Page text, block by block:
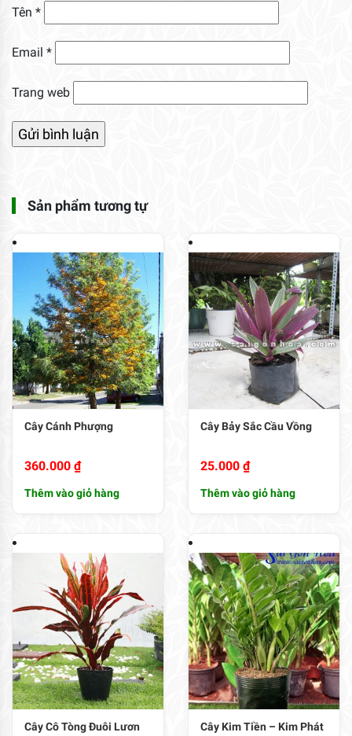
Tên *
Email *
Trang web
Sản phẩm tương tự
Cây Cánh Phượng
360.000 ₫
Thêm vào giỏ hàng
Cây Bảy Sắc Cầu Vồng
25.000 ₫
Thêm vào giỏ hàng
Cây Cô Tòng Đuôi Lươn
Cây Kim Tiền – Kim Phát